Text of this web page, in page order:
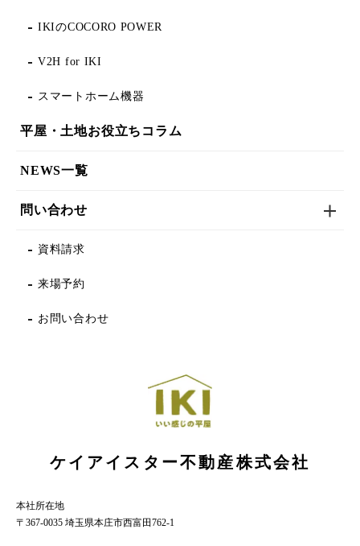
IKIのCOCORO POWER
V2H for IKI
スマートホーム機器
平屋・土地お役立ちコラム
NEWS一覧
ケイアイスター不動産株式会社
本社所在地
〒367-0035 埼玉県本庄市西富田762-1
問い合わせ
資料請求
来場予約
お問い合わせ